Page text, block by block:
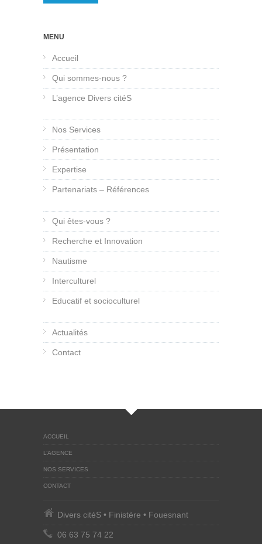
MENU
Accueil
Qui sommes-nous ?
L’agence Divers citéS
Nos Services
Présentation
Expertise
Partenariats – Références
Qui êtes-vous ?
Recherche et Innovation
Nautisme
Interculturel
Educatif et socioculturel
Actualités
Contact
ACCUEIL
L’AGENCE
NOS SERVICES
CONTACT
Divers citéS • Finistère • Fouesnant
06 63 75 74 22